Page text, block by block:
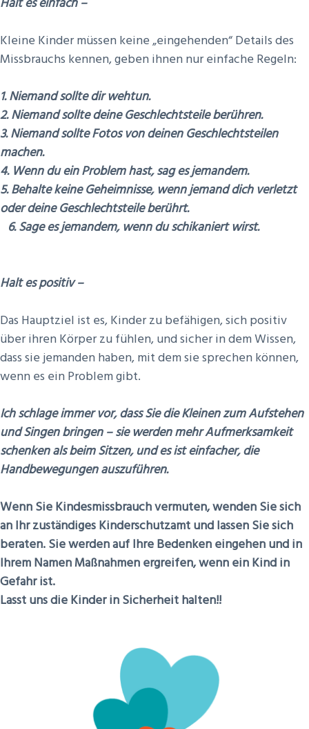
Kleine Kinder müssen keine „eingehenden“ Details des
Missbrauchs kennen, geben ihnen nur einfache Regeln:
1. Niemand sollte dir wehtun.
2. Niemand sollte deine Geschlechtsteile berühren.
3. Niemand sollte Fotos von deinen Geschlechtsteilen
machen.
4. Wenn du ein Problem hast, sag es jemandem.
5. Behalte keine Geheimnisse, wenn jemand dich verletzt
oder deine Geschlechtsteile berührt.
6. Sage es jemandem, wenn du schikaniert wirst.
Halt es positiv –
Das Hauptziel ist es, Kinder zu befähigen, sich positiv
über ihren Körper zu fühlen, und sicher in dem Wissen,
dass sie jemanden haben, mit dem sie sprechen können,
wenn es ein Problem gibt.
Ich schlage immer vor, dass Sie die Kleinen zum Aufstehen
und Singen bringen – sie werden mehr Aufmerksamkeit
schenken als beim Sitzen, und es ist einfacher, die
Handbewegungen auszuführen.
Wenn Sie Kindesmissbrauch vermuten, wenden Sie sich
an Ihr zuständiges Kinderschutzamt und lassen Sie sich
beraten. Sie werden auf Ihre Bedenken eingehen und in
Ihrem Namen Maßnahmen ergreifen, wenn ein Kind in
Gefahr ist.
Lasst uns die Kinder in Sicherheit halten!!